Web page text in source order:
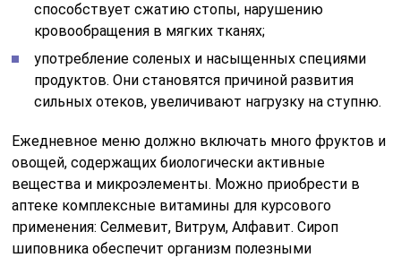
способствует сжатию стопы, нарушению
кровообращения в мягких тканях;
употребление соленых и насыщенных специями
продуктов. Они становятся причиной развития
сильных отеков, увеличивают нагрузку на ступню.
Ежедневное меню должно включать много фруктов и
овощей, содержащих биологически активные
вещества и микроэлементы. Можно приобрести в
аптеке комплексные витамины для курсового
применения: Селмевит, Витрум, Алфавит. Сироп
шиповника обеспечит организм полезными